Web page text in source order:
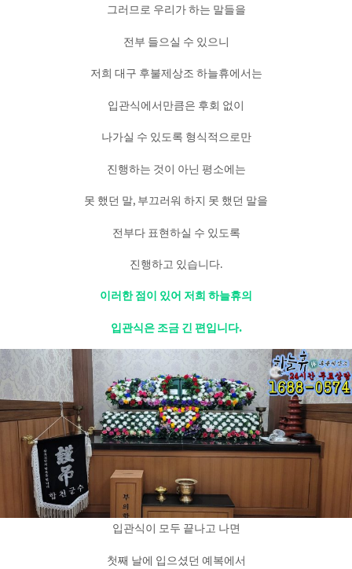
그러므로 우리가 하는 말들을
전부 들으실 수 있으니
저희 대구 후불제상조 하늘휴에서는
입관식에서만큼은 후회 없이
나가실 수 있도록 형식적으로만
진행하는 것이 아닌 평소에는
못 했던 말, 부끄러워 하지 못 했던 말을
전부다 표현하실 수 있도록
진행하고 있습니다.
이러한 점이 있어 저희 하늘휴의
입관식은 조금 긴 편입니다.
입관식이 모두 끝나고 나면
첫째 날에 입으셨던 예복에서